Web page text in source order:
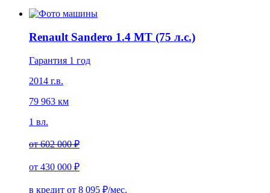
Renault Sandero 1.4 MT (75 л.с.)
Гарантия 1 год
2014 г.в.
79 963 км
1 вл.
от602 000 ₽
от 430 000 ₽
в кредит от 8 095 ₽/мес.